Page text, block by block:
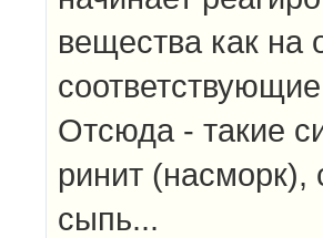
вещества как на
Отсюда - такие
ринит (насморк),
сыпь...